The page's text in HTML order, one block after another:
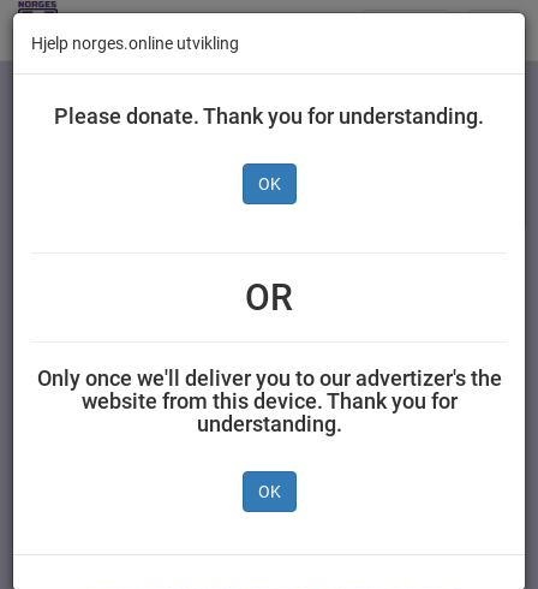
Kategorier
Mint, 20 poser
Hjelp norges.online utvikling
Please donate. Thank you for understanding.
OK
OR
Only once we'll deliver you to our advertizer's the
website from this device. Thank you for
understanding.
OK